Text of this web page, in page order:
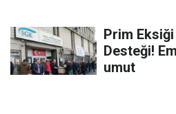
Prim
Desteği!
umut